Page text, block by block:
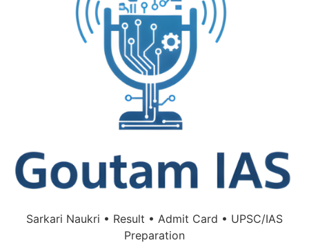
Sarkari Naukri • Result • Admit Card • UPSC/IAS
Preparation